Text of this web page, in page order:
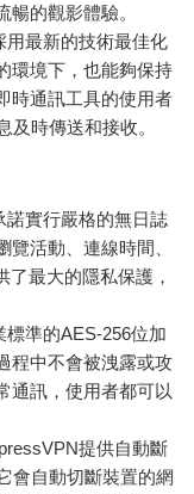
的觀影體驗。
用最新的技術最佳化
環境下，也能夠保持
時通訊工具的使用者
及時傳送和接收。
諾實行嚴格的無日誌
活動、連線時間、
最大的隱私保護，
標準的AES-256位加
程中不會被洩露或攻
通訊，使用者都可以
提供自動斷
會自動切斷裝置的網